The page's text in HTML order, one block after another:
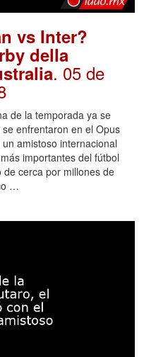
vs Inter?
della
. 05 de
de la temporada ya se
enfrentaron en el Opus
amistoso internacional
importantes del fútbol
cerca por millones de
…